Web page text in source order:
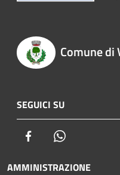
Comune di
SEGUICI SU
Facebook
AMMINISTRAZIONE